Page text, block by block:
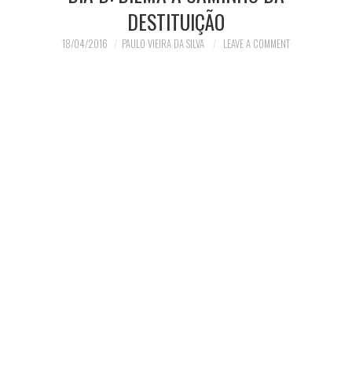
DESTITUIÇÃO
18/04/2016 PAULO VIEIRA DA SILVA LEAVE A COMMENT